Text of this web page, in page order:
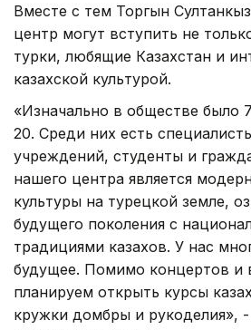
Вместе с тем Торгын
центр могут вступить не
турки, любящие Казахстан и
казахской культурой.
«Изначально в обществе было
20. Среди них есть
учреждений, студенты и
нашего центра является
культуры на турецкой земле,
будущего поколения с
традициями казахов. У нас
будущее. Помимо концертов и
планируем открыть курсы
кружки домбры и рукоделия»,